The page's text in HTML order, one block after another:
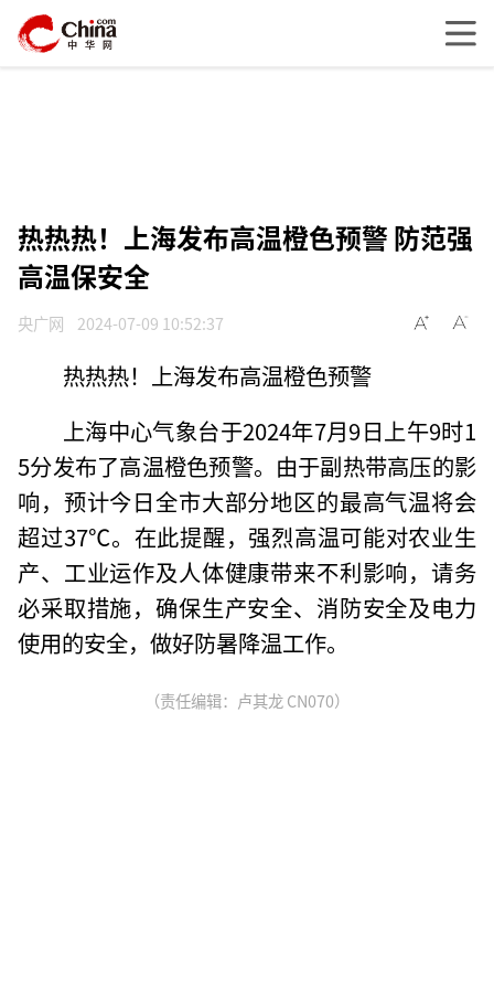
热热热！上海发布高温橙色预警 防范强
高温保安全
央广网 2024-07-09 10:52:37
热热热！上海发布高温橙色预警
上海中心气象台于2024年7月9日上午9时1
5分发布了高温橙色预警。由于副热带高压的影
响，预计今日全市大部分地区的最高气温将会
超过37℃。在此提醒，强烈高温可能对农业生
产、工业运作及人体健康带来不利影响，请务
必采取措施，确保生产安全、消防安全及电力
使用的安全，做好防暑降温工作。
（责任编辑：卢其龙 CN070）